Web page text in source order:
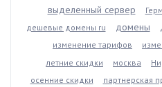
выделенный сервер
дешевые домены ru домены
изменение тарифов
летние скидки
москва
осенние скидки партнерская